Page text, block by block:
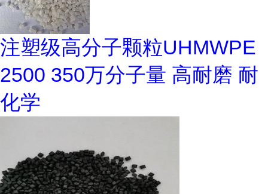
注塑级高分子颗粒UHMWPE
2500 350万分子量 高耐磨 耐
化学